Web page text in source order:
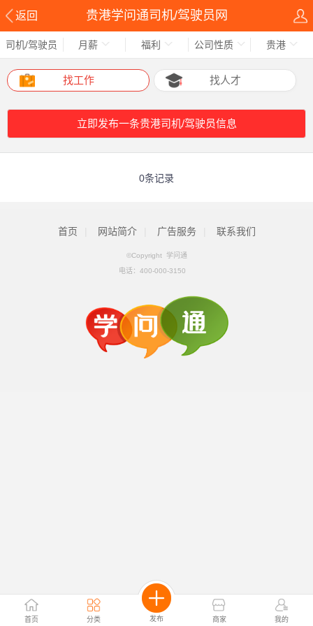
返回 贵港学问通司机/驾驶员网
首页 分类 发布 商家 我的
司机/驾驶员 月薪 福利 公司性质 贵港
找工作 找人才
立即发布一条贵港司机/驾驶员信息
0条记录
首页 网站简介 广告服务 联系我们
©Copyright 学问通
电话： 400-000-3150